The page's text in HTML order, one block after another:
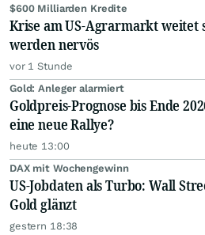
$600 Milliarden Kredite
Krise am US-Agrarmarkt weitet
werden nervös
vor 1 Stunde
Gold: Anleger alarmiert
Goldpreis-Prognose bis Ende
eine neue Rallye?
heute 13:00
DAX mit Wochengewinn
US-Jobdaten als Turbo: Wall
Gold glänzt
gestern 18:38